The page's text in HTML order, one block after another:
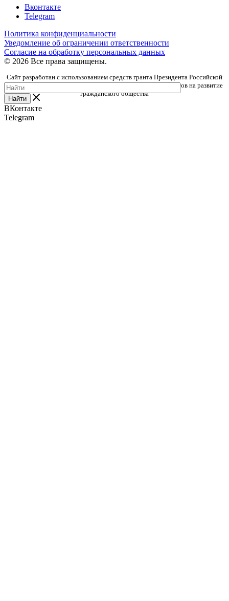
Вконтакте
Telegram
Политика конфиденциальности
Уведомление об ограничении ответственности
Согласие на обработку персональных данных
© 2026 Все права защищены.
Сайт разработан с использованием средств гранта Президента Российской
Федерации, предоставленного Фондом президентских грантов на развитие
гражданского общества
Найти
ВКонтакте
Telegram